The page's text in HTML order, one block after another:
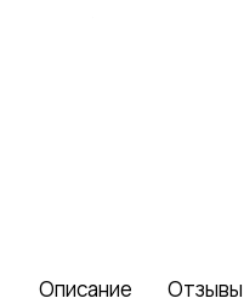
Описание Отзывы